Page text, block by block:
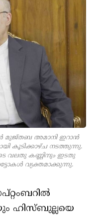
മുജ്തബ അമാനി ഇറാന്‍
കൂടിക്കാഴ്ച നടത്തുന്നു.
വലതു കണ്ണിനും ഇടതു
വ്യക്തമാക്കുന്നു.
ഹിസ്ബുല്ലയെ